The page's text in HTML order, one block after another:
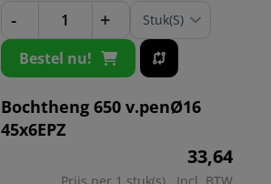
- +
Bestel nu!
Bochtheng 650 v.penØ16
45x6EPZ
33,64